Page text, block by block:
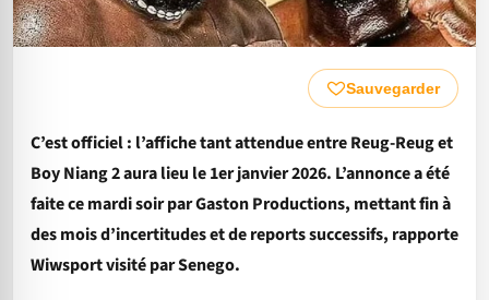
Sauvegarder
C’est officiel : l’affiche tant attendue entre Reug-Reug et
Boy Niang 2 aura lieu le 1er janvier 2026. L’annonce a été
faite ce mardi soir par Gaston Productions, mettant fin à
des mois d’incertitudes et de reports successifs, rapporte
Wiwsport visité par Senego.